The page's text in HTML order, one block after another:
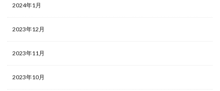
2024年1月
2023年12月
2023年11月
2023年10月